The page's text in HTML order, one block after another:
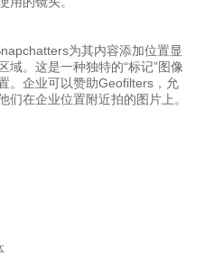
为其内容添加位置显
域。这是一种独特的“标记”图像
。企业可以赞助Geofilters，允
们在企业位置附近拍的图片上。